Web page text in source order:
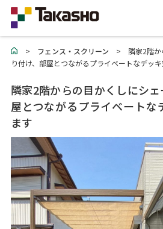
> フェンス・スクリーン > 隣家2階
り付け、部屋とつながるプライベートなデッ
隣家2階からの目かくしにシ
屋とつながるプライベートな
ます